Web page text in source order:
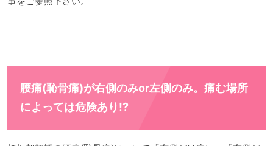
腰痛(恥骨痛)が右側のみor左側のみ。痛む場所
によっては危険あり!?